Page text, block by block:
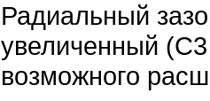
Радиальный
увеличенный
возможного